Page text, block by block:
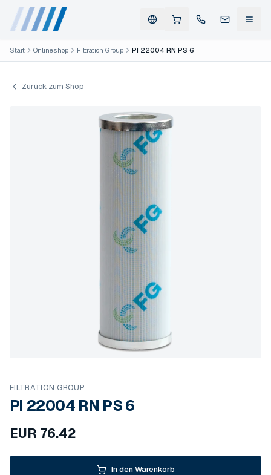
Start Onlineshop Filtration Group PI 22004 RN PS 6
Zurück zum Shop
FILTRATION GROUP
PI 22004 RN PS 6
EUR 76.42
In den Warenkorb